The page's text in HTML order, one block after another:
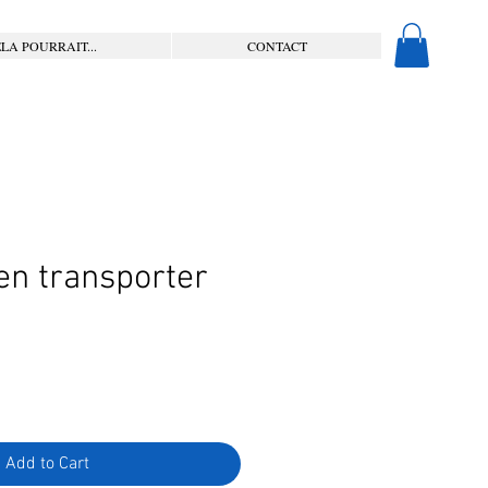
POURRAIT... CONTACT
transporter
Add to Cart